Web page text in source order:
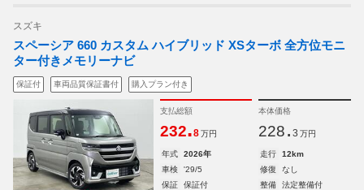
スズキ
スペーシア 660 カスタム ハイブリッド XSターボ 全方位モニ
ター付きメモリーナビ
保証付 車両品質保証書付 購入プラン付き
支払総額
232.8 万円
本体価格
228. 3 万円
年式 2026年 走行
12km
車検
'29/5 修復
なし
保証
保証付 整備
法定整備付